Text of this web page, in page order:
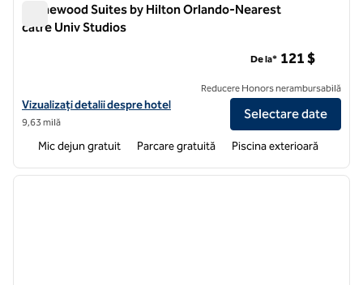
Homewood Suites by Hilton Orlando-Nearest
către Univ Studios
Vizualizați detaliile hotelului pentru Homewood Suites by Hilton
Vizualizați detalii despre hotel
9,63 milă
De la* 121 $
Reducere Honors nerambursabilă
Selectare date
Mic dejun gratuit Parcare gratuită Piscina exterioară
1 din 12